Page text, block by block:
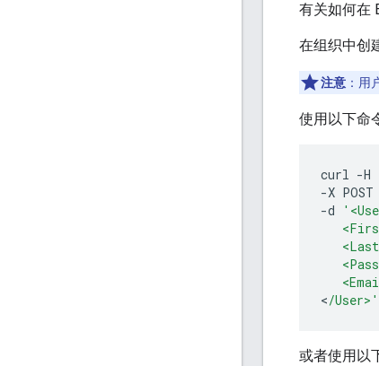
有关如何在
在组织中创
注意 ：用
使用以下命
curl -H
-X POST
-d
</User>'
或者使用以